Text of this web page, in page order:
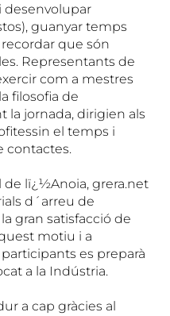
desenvolupar
guanyar temps
que són
Representants de
com a mestres
filosofia de
la jornada, dirigien als
el temps i
contactes.
de lï¿½Anoia, grera.net
d´arreu de
gran satisfacció de
motiu i a
es preparà
a la Indústria.
a cap gràcies al